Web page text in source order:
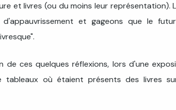
et livres (ou du moins leur représentation).
et gageons que le
de ces quelques réflexions, lors d'une
tableaux où étaient présents des livres